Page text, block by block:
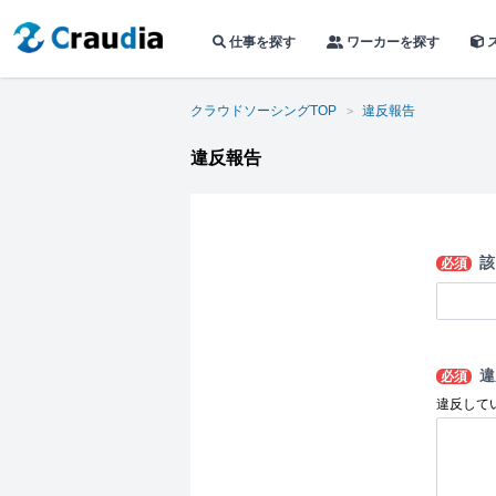
仕事を探す ワーカーを探す
クラウドソーシングTOP 違反報告
違反報告
必須
必須
違反して